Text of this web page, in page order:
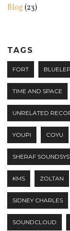
Blog (23)
TAGS
FORT
TIME AND SPACE
UNRELATED
YOUPI COYU
SHERAF
KMS ZOLTAN
SIDNEY CHARLES
SOUNDCLOUD